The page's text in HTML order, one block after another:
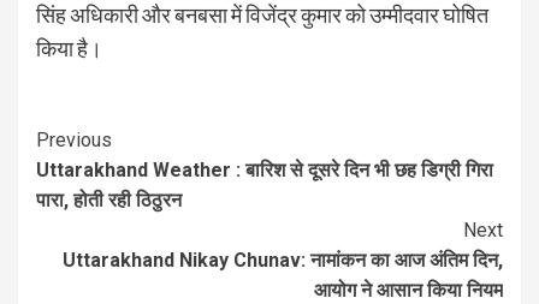
सिंह अधिकारी और बनबसा में विजेंद्र कुमार को उम्मीदवार घोषित
किया है।
Continue
Reading
Previous
Uttarakhand Weather : बारिश से दूसरे दिन भी छह डिग्री गिरा
पारा, होती रही ठिठुरन
Next
Uttarakhand Nikay Chunav: नामांकन का आज अंतिम दिन,
आयोग ने आसान किया नियम